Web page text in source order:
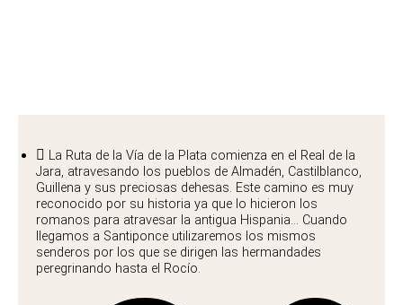
La Ruta de la Vía de la Plata comienza en el Real de la
Jara, atravesando los pueblos de Almadén, Castilblanco,
Guillena y sus preciosas dehesas. Este camino es muy
reconocido por su historia ya que lo hicieron los
romanos para atravesar la antigua Hispania... Cuando
llegamos a Santiponce utilizaremos los mismos
senderos por los que se dirigen las hermandades
peregrinando hasta el Rocío.